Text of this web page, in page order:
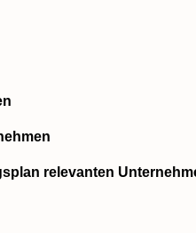
relevanten